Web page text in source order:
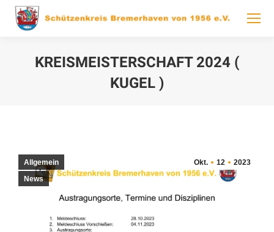
KREISMEISTERSCHAFT 2024 (
KUGEL )
Okt. 12 2023
Allgemein
News